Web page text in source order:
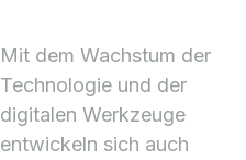
Mit dem Wachstum der
Technologie und der
digitalen Werkzeuge
entwickeln sich auch